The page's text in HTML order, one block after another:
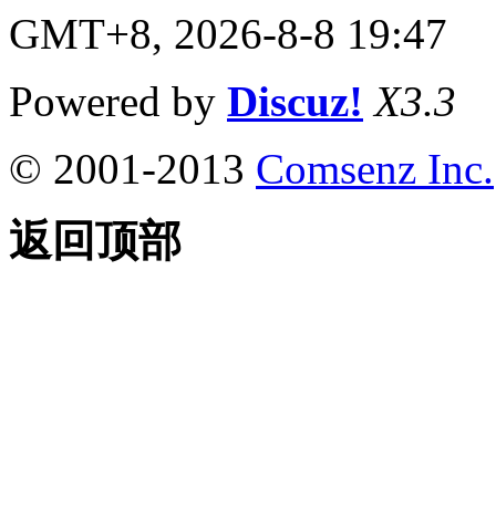
GMT+8, 2026-8-8 19:47
Powered by Discuz! X3.3
© 2001-2013 Comsenz Inc.
返回顶部